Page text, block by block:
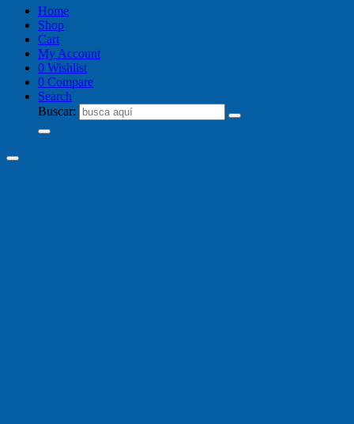
Home
Shop
Cart
My Account
0 Wishlist
0 Compare
Search
Buscar: